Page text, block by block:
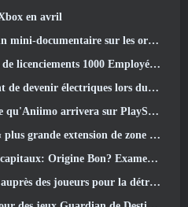
en avril
origines de la Fédération pour célébrer le 16e anniversaire
Employés, Citant « Recul de l’engagement Fortnite »
lors du prochain événement de réplique d’Apex Legends
5 Et l'Epic Games Store lors des lancements
» de l’histoire de RuneScape est lancée aujourd’hui
Origine Bon? Examen honnête
causée par les « invitations néfastes » dans Warframe